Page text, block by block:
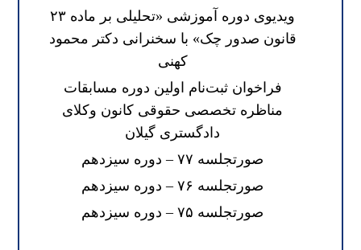
ویدیوی دوره آموزشی «تحلیلی بر ماده ۲۳
قانون صدور چک» با سخنرانی دکتر محمود
کهنی
فراخوان ثبت‌نام اولین دوره مسابقات
مناظره تخصصی حقوقی کانون وکلای
دادگستری گیلان
صورتجلسه ۷۷ – دوره سیزدهم
صورتجلسه ۷۶ – دوره سیزدهم
صورتجلسه ۷۵ – دوره سیزدهم